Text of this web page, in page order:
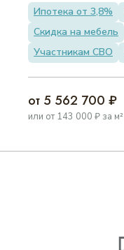
Ипотека от 3,8%
Скидка на мебель
Участникам СВО
от 5 562 700 ₽
или от 143 000 ₽ за м²